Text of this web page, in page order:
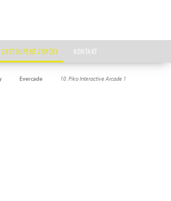
ZASTOUPENÉ ZNAČKY KONTAKT
Evercade 10. Piko Interactive Arcade 1